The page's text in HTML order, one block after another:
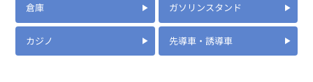
倉庫 ガソリンスタンド
カジノ 先導車・誘導車